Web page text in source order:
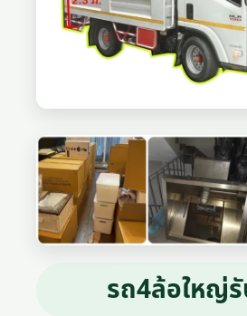
รถ4ล้อใหญ่